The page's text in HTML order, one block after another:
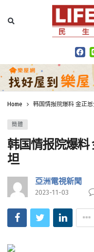
Home 韩国情报院爆料 金正
簡體
韩国情报院爆料
坦
亞洲電視新聞
2023-11-03